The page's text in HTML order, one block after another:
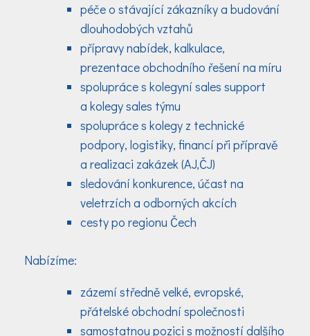
péče o stávající zákazníky a budování
dlouhodobých vztahů
přípravy nabídek, kalkulace,
prezentace obchodního řešení na míru
spolupráce s kolegyní sales support
a kolegy sales týmu
spolupráce s kolegy z technické
podpory, logistiky, financí při přípravě
a realizaci zakázek (AJ,ČJ)
sledování konkurence, účast na
veletrzích a odborných akcích
cesty po regionu Čech
Nabízíme:
zázemí středně velké, evropské,
přátelské obchodní společnosti
samostatnou pozici s možností dalšího